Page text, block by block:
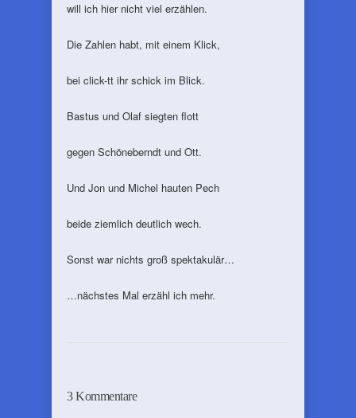
will ich hier nicht viel erzählen.
Die Zahlen habt, mit einem Klick,
bei click-tt ihr schick im Blick.
Bastus und Olaf siegten flott
gegen Schöneberndt und Ott.
Und Jon und Michel hauten Pech
beide ziemlich deutlich wech.
Sonst war nichts groß spektakulär…
…nächstes Mal erzähl ich mehr.
3 Kommentare